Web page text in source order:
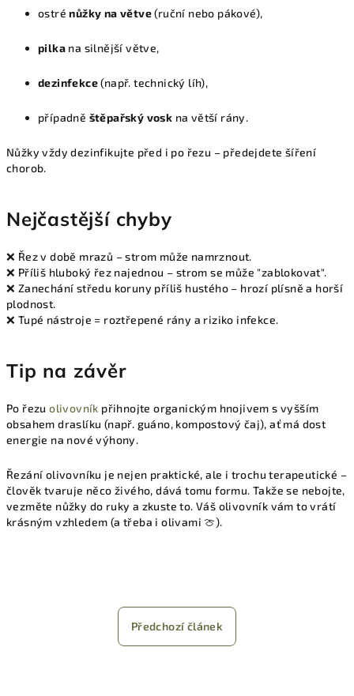
ostrénůžky na větve(ruční nebo pákové),
pilka na silnější větve,
dezinfekce(např. technický líh),
případně štěpařský vosk na větší rány.
Nůžky vždy dezinfikujte před i po řezu – předejdete šíření
chorob.
Nejčastější chyby
❌ Řez v době mrazů – strom může namrznout.
❌ Příliš hluboký řez najednou – strom se může "zablokovat".
❌ Zanechání středu koruny příliš hustého – hrozí plísně a horší
plodnost.
❌ Tupé nástroje = roztřepené rány a riziko infekce.
Tip na závěr
Po řezuolivovník přihnojte organickým hnojivem s vyšším
obsahem draslíku (např. guáno, kompostový čaj), ať má dost
energie na nové výhony.
Řezání olivovníku je nejen praktické, ale i trochu terapeutické –
člověk tvaruje něco živého, dává tomu formu. Takže se nebojte,
vezměte nůžky do ruky a zkuste to. Váš olivovník vám to vrátí
krásným vzhledem (a třeba i olivami 🍈).
Předchozí článek